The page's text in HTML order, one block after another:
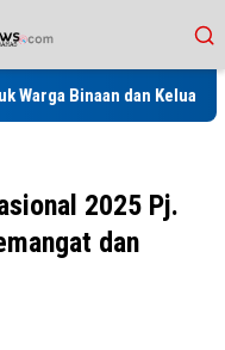
dan Keluarga serta
2025 Pj.
dan